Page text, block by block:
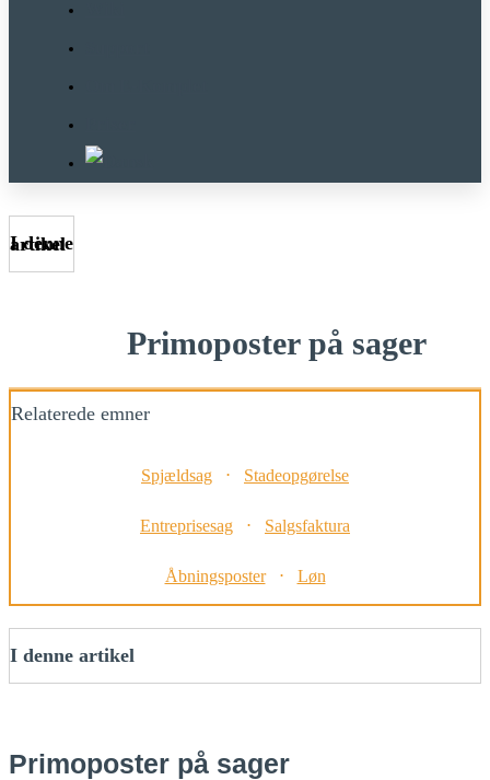
I denne artikel
Primoposter på sager
Relaterede emner
Spjældsag ⋅ Stadeopgørelse
Entreprisesag ⋅ Salgsfaktura
Åbningsposter⋅ Løn
I denne artikel
Primoposter på sager